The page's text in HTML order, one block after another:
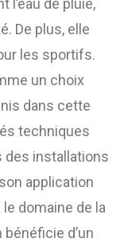
l’eau de pluie,
De plus, elle
les sportifs.
un choix
dans cette
techniques
des installations
application
domaine de la
d’un